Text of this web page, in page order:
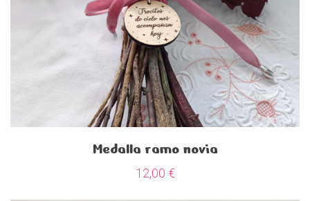
Medalla ramo novia
12,00 €